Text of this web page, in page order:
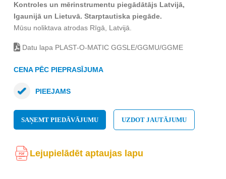
Kontroles un mērinstrumentu piegādātājs Latvijā,
Igaunijā un Lietuvā. Starptautiska piegāde.
Mūsu noliktava atrodas Rīgā, Latvijā.
Datu lapa PLAST-O-MATIC GGSLE/GGMU/GGME
CENA PĒC PIEPRASĪJUMA
PIEEJAMS
SAŅEMT PIEDĀVĀJUMU UZDOT JAUTĀJUMU
Lejupielādēt aptaujas lapu